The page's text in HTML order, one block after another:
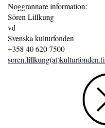
Noggrannare information:
Sören Lillkung
vd
Svenska kulturfonden
+358 40 620 7500
soren.lillkung(at)kulturfonden.fi